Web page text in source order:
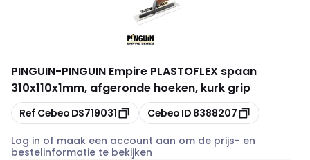
PINGUIN-PINGUIN Empire PLASTOFLEX spaan
310x110x1mm, afgeronde hoeken, kurk grip
Kopiëren
Ref Cebeo DS719031 Kopiëren
Cebeo ID 8388207
Log in of maak een account aan om de prijs- en
bestelinformatie te bekijken